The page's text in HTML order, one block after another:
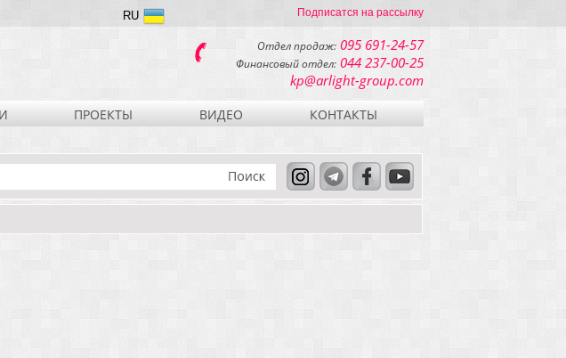
Подписатся на рассылку
RU
Отдел продаж: 095 691-24-57
Финансовый отдел: 044 237-00-25
kp@arlight-group.com
ПРОЕКТЫ ВИДЕО КОНТАКТЫ